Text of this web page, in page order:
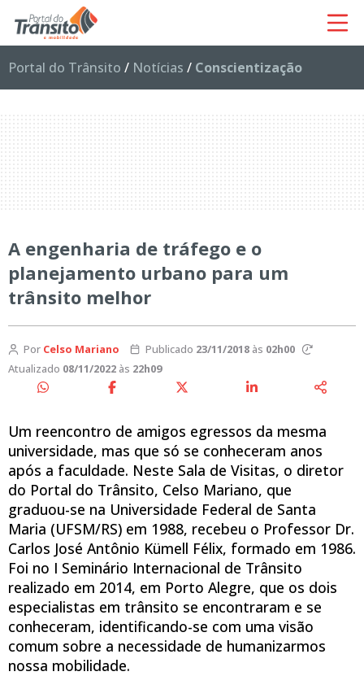
Portal do Trânsito / Notícias / Conscientização
A engenharia de tráfego e o
planejamento urbano para um
trânsito melhor
Por Celso Mariano Publicado 23/11/2018às 02h00
Atualizado 08/11/2022 às 22h09
Um reencontro de amigos egressos da mesma
universidade, mas que só se conheceram anos
após a faculdade. Neste Sala de Visitas, o diretor
do Portal do Trânsito, Celso Mariano, que
graduou-se na Universidade Federal de Santa
Maria (UFSM/RS) em 1988, recebeu o Professor Dr.
Carlos José Antônio Kümell Félix, formado em 1986.
Foi no I Seminário Internacional de Trânsito
realizado em 2014, em Porto Alegre, que os dois
especialistas em trânsito se encontraram e se
conheceram, identificando-se com uma visão
comum sobre a necessidade de humanizarmos
nossa mobilidade.